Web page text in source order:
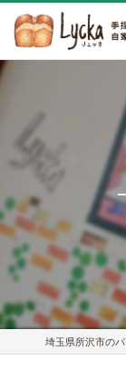
埼玉県所沢市の